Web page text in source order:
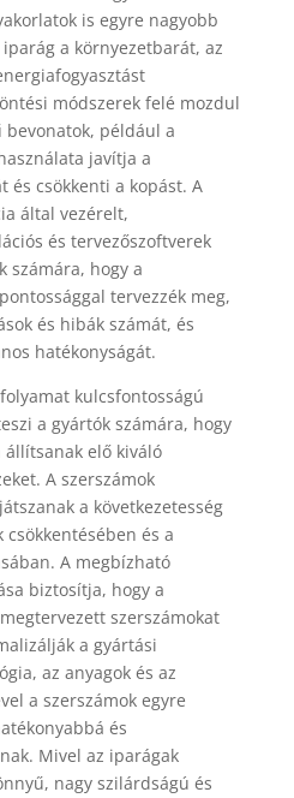
is egyre nagyobb
a környezetbarát, az
módszerek felé mozdul
például a
javítja a
és csökkenti a kopást. A
által vezérelt,
és tervezőszoftverek
számára, hogy a
tervezzék meg,
és hibák számát, és
hatékonyságát.
kulcsfontosságú
a gyártók számára, hogy
elő kiváló
A szerszámok
a következetesség
és a
A megbízható
biztosítja, hogy a
szerszámokat
a gyártási
az anyagok és az
a szerszámok egyre
és
Mivel az iparágak
nagy szilárdságú és